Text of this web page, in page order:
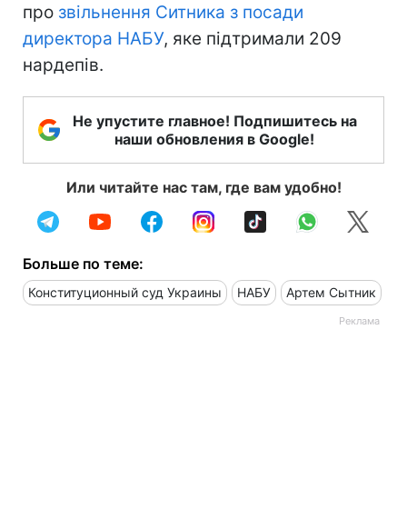
про звільнення Ситника з посади
директора НАБУ, яке підтримали 209
нардепів.
Не упустите главное! Подпишитесь на
наши обновления в Google!
Или читайте нас там, где вам удобно!
Больше по теме:
Конституционный суд Украины НАБУ Артем Сытник